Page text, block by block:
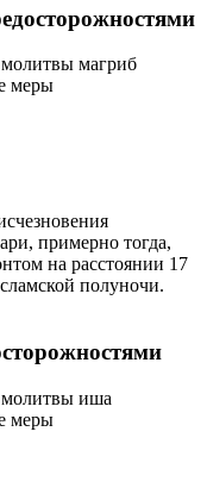
магриб
меры
примерно тогда,
на расстоянии 17
полуночи.
иша
меры